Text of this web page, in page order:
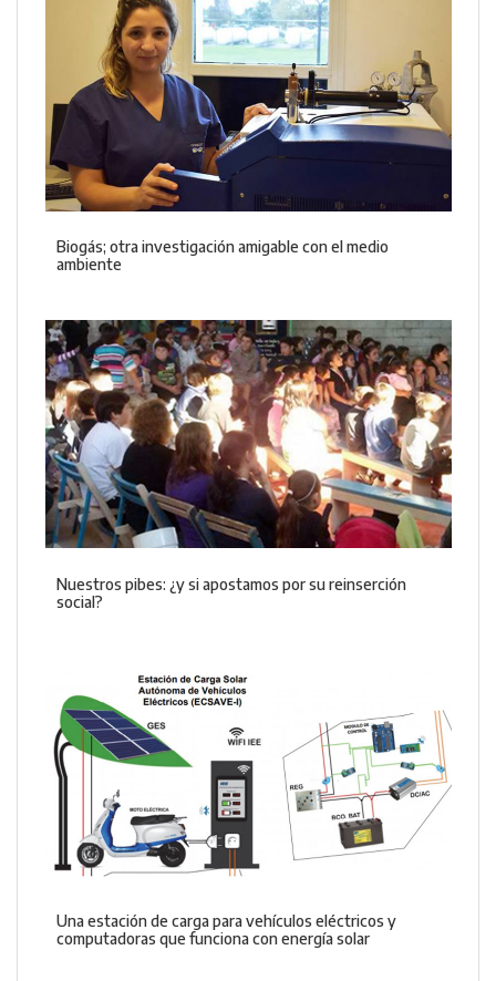
Biogás; otra investigación amigable con el medio
ambiente
Nuestros pibes: ¿y si apostamos por su reinserción
social?
Una estación de carga para vehículos eléctricos y
computadoras que funciona con energía solar